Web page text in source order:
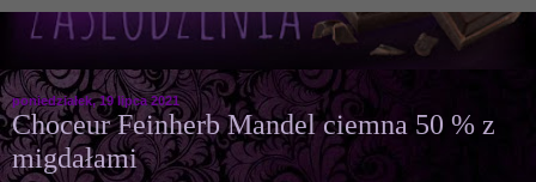
poniedziałek, 19 lipca 2021
Choceur Feinherb Mandel ciemna 50 % z
migdałami